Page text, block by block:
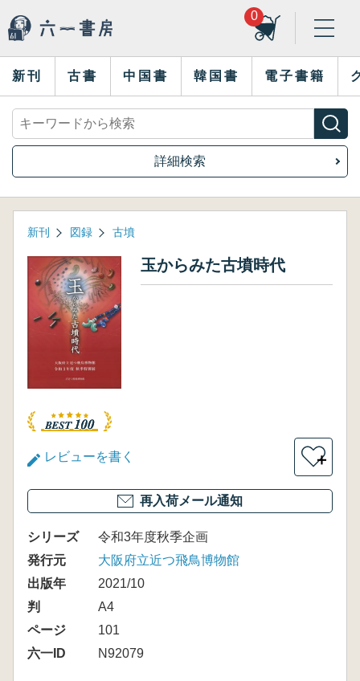
0
新刊 古書 中国書 韓国書 電子書籍
詳細検索
新刊 図録 古墳
玉からみた古墳時代
レビューを書く ＋
再入荷メール通知
シリーズ
令和3年度秋季企画
発行元
大阪府立近つ飛鳥博物館
出版年
2021/10
判
A4
ページ
101
六一ID
N92079